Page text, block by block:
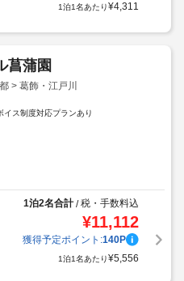
1泊1名あたり¥4,311
菖蒲園
> 葛飾・江戸川
イス制度対応プランあり
1泊2名合計/税・手数料込
¥11,112
獲得予定ポイント:140P
1泊1名あたり¥5,556